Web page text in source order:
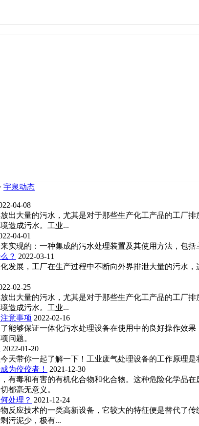
宇泉动态
04-08
出大量的污水，尤其是对于那些生产化工产品的工厂
造成污水。工业...
04-01
实现的：一种集成的污水处理装置及其使用方法，包
？ 2022-03-11
发展，工厂在生产过程中不断向外界排泄大量的污水
02-25
出大量的污水，尤其是对于那些生产化工产品的工厂
造成污水。工业...
意事项 2022-02-16
能够保证一体化污水处理设备在使用中的良好操作效
问题。
2022-01-20
天带你一起了解一下！工业废气处理设备的工作原理
为佼佼者！
2021-12-30
有毒和有害的有机化合物和化合物。这种危险化学品
都毫无意义。
处理？ 2021-12-24
反应技术的一类高新设备，它较大的特征便是替代了
污泥少，极有...